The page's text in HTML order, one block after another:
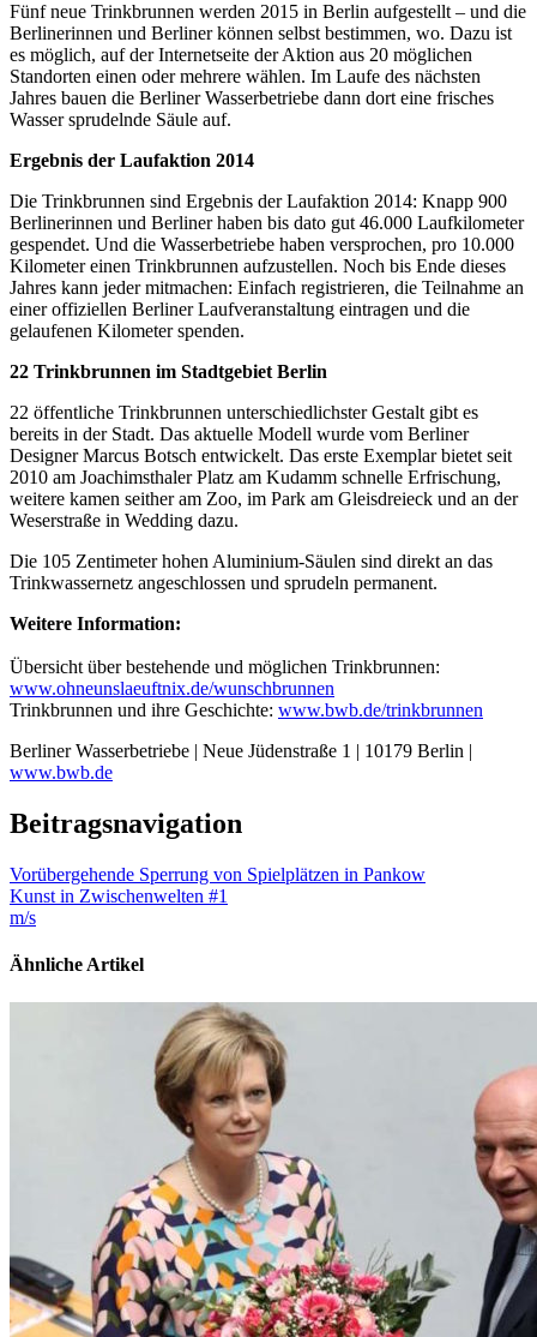
Fünf neue Trinkbrunnen werden 2015 in Berlin aufgestellt – und die
Berlinerinnen und Berliner können selbst bestimmen, wo. Dazu ist
es möglich, auf der Internetseite der Aktion aus 20 möglichen
Standorten einen oder mehrere wählen. Im Laufe des nächsten
Jahres bauen die Berliner Wasserbetriebe dann dort eine frisches
Wasser sprudelnde Säule auf.
Ergebnis der Laufaktion 2014
Die Trinkbrunnen sind Ergebnis der Laufaktion 2014: Knapp 900
Berlinerinnen und Berliner haben bis dato gut 46.000 Laufkilometer
gespendet. Und die Wasserbetriebe haben versprochen, pro 10.000
Kilometer einen Trinkbrunnen aufzustellen. Noch bis Ende dieses
Jahres kann jeder mitmachen: Einfach registrieren, die Teilnahme an
einer offiziellen Berliner Laufveranstaltung eintragen und die
gelaufenen Kilometer spenden.
22 Trinkbrunnen im Stadtgebiet Berlin
22 öffentliche Trinkbrunnen unterschiedlichster Gestalt gibt es
bereits in der Stadt. Das aktuelle Modell wurde vom Berliner
Designer Marcus Botsch entwickelt. Das erste Exemplar bietet seit
2010 am Joachimsthaler Platz am Kudamm schnelle Erfrischung,
weitere kamen seither am Zoo, im Park am Gleisdreieck und an der
Weserstraße in Wedding dazu.
Die 105 Zentimeter hohen Aluminium-Säulen sind direkt an das
Trinkwassernetz angeschlossen und sprudeln permanent.
Weitere Information:
Übersicht über bestehende und möglichen Trinkbrunnen:
www.ohneunslaeuftnix.de/wunschbrunnen
Trinkbrunnen und ihre Geschichte: www.bwb.de/trinkbrunnen
Berliner Wasserbetriebe | Neue Jüdenstraße 1 | 10179 Berlin |
www.bwb.de
Beitragsnavigation
Vorübergehende Sperrung von Spielplätzen in Pankow
Kunst in Zwischenwelten #1
m/s
Ähnliche Artikel